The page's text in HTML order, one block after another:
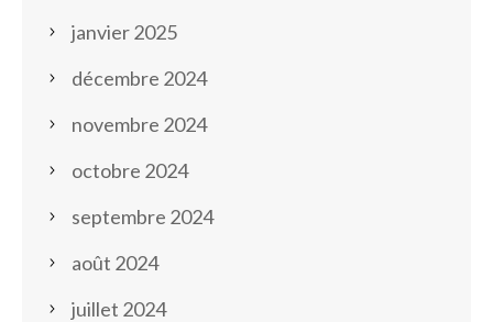
janvier 2025
décembre 2024
novembre 2024
octobre 2024
septembre 2024
août 2024
juillet 2024